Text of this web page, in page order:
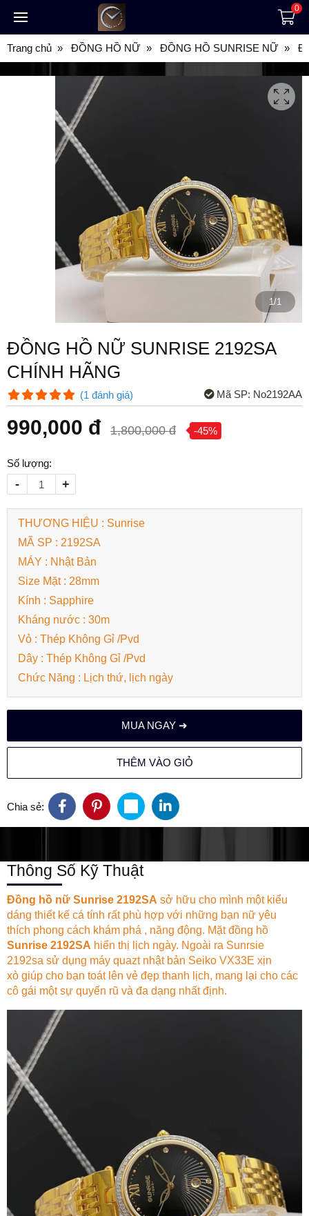
0
Trang chủ ĐỒNG HỒ NỮ ĐỒNG HỒ SUNRISE NỮ
1/1
ĐỒNG HỒ NỮ SUNRISE 2192SA
CHÍNH HÃNG
(1 đánh giá) Mã SP: No2192AA
990,000 đ 1,800,000 đ -45%
Số lượng:
- +
THƯƠNG HIỆU : Sunrise
MÃ SP : 2192SA
MÁY : Nhật Bản
Size Mặt : 28mm
Kính : Sapphire
Kháng nước : 30m
Vỏ : Thép Không Gỉ /Pvd
Dây : Thép Không Gỉ /Pvd
Chức Năng : Lịch thứ, lịch ngày
MUA NGAY ➜
THÊM VÀO GIỎ
Chia sẻ:
Thông Số Kỹ Thuật
Đồng hồ nữ Sunrise 2192SA sở hữu cho mình một kiểu
dáng thiết kế cá tính rất phù hợp với những bạn nữ yêu
thích phong cách khám phá , năng động. Mặt đồng hồ
Sunrise 2192SA hiển thị lịch ngày. Ngoài ra Sunrsie
2192sa sử dụng máy quazt nhật bản Seiko VX33E xịn
xò giúp cho bạn toát lên vẻ đẹp thanh lịch, mang lại cho các
cô gái một sự quyến rũ và đa dạng nhất định.